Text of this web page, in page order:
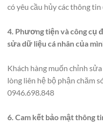
có yêu cầu hủy các thông tin
4. Phương tiện và công cụ
sửa dữ liệu cá nhân của
Khách hàng muốn chỉnh
lòng liên hệ bộ phận chăm
0946.698.848
6. Cam kết bảo mật thông